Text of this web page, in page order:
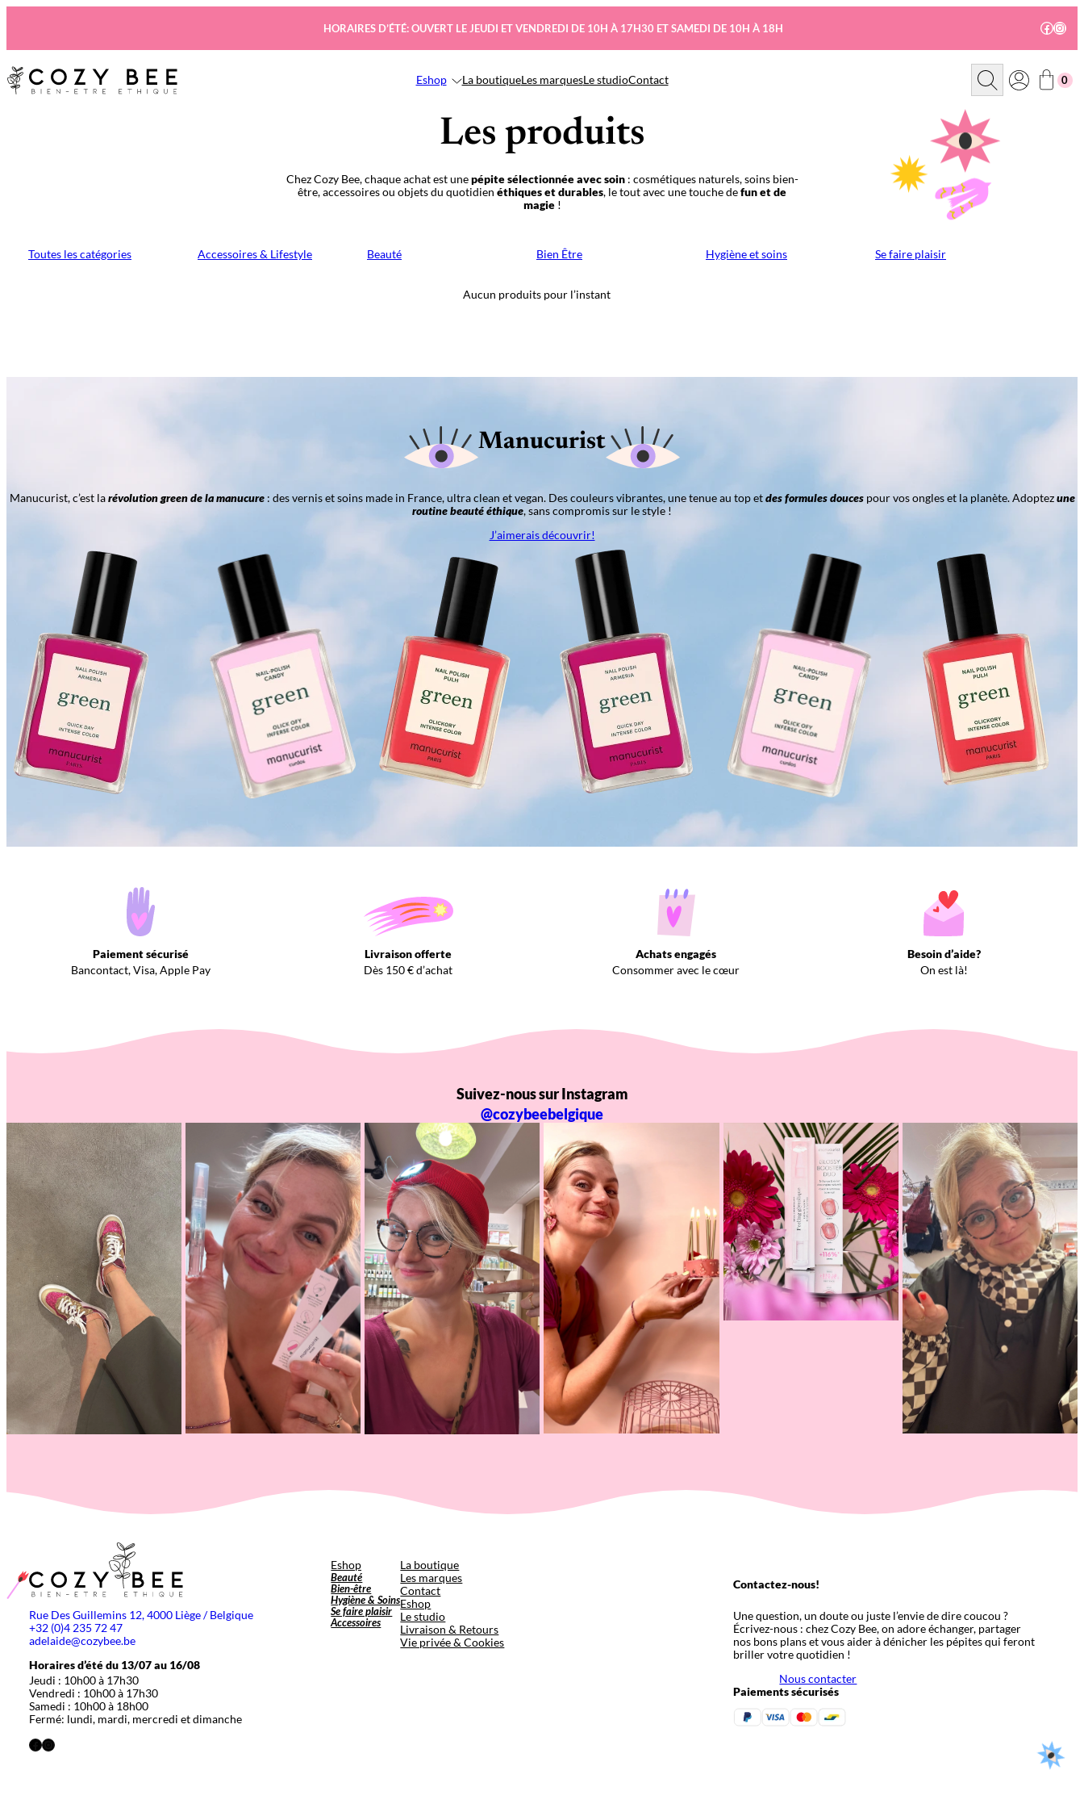
HORAIRES D’ÉTÉ: OUVERT LE JEUDI ET VENDREDI DE 10H À 17H30 ET SAMEDI DE 10H À 18H
Eshop La boutiqueLes marquesLe studioContact
R
c
e
r
c
h
0
Les produits
Chez Cozy Bee, chaque achat est unepépite sélectionnée avec soin: cosmétiques naturels, soins bien-
être, accessoires ou objets du quotidien éthiques et durables, le tout avec une touche defun et de
magie!
Toutes les catégories Accessoires & Lifestyle Beauté Bien Être Hygiène et soins Se faire plaisir
Aucun produits pour l’instant
Manucurist
Manucurist, c’est larévolution green de la manucure: des vernis et soins made in France, ultra clean et vegan. Des couleurs vibrantes, une tenue au top etdes formules doucespour vos ongles et la planète. Adoptezune
routine beauté éthique, sans compromis sur le style !
J’aimerais découvrir!
Paiement sécurisé
Bancontact, Visa, Apple Pay
Livraison offerte
Dès 150 € d’achat
Achats engagés
Consommer avec le cœur
Besoin d’aide?
On est là!
Suivez-nous sur Instagram
@cozybeebelgique
Rue Des Guillemins 12, 4000 Liège / Belgique
+32 (0)4 235 72 47
adelaide@cozybee.be
Horaires d’été du 13/07 au 16/08
Jeudi : 10h00 à 17h30
Vendredi : 10h00 à 17h30
Samedi : 10h00 à 18h00
Fermé: lundi, mardi, mercredi et dimanche
Facebook
Instagram
Eshop
Beauté
Bien-être
Hygiène & Soins
Se faire plaisir
Accessoires
La boutique
Les marques
Contact
Eshop
Le studio
Livraison & Retours
Vie privée & Cookies
Contactez-nous!
Une question, un doute ou juste l’envie de dire coucou ?
Écrivez-nous : chez Cozy Bee, on adore échanger, partager
nos bons plans et vous aider à dénicher les pépites qui feront
briller votre quotidien !
Nous contacter
Paiements sécurisés